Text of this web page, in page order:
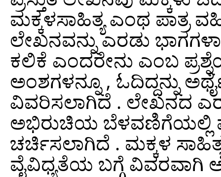
ಮಕ್ಕಳಸಾಹಿತ್ಯ ಎಂಥ ಪಾತ್ರ
ಲೇಖನವನ್ನು ಎರಡು
ಕಲಿಕೆ ಎಂದರೇನು ಎಂಬ
ಅಂಶಗಳನ್ನೂ , ಓದಿದ್ದನ್ನು
ವಿವರಿಸಲಾಗಿದೆ . ಲೇಖನದ
ಅಭಿರುಚಿಯ ಬೆಳವಣಿಗೆಯಲ್ಲಿ
ಚರ್ಚಿಸಲಾಗಿದೆ . ಮಕ್ಕಳ
ವೈವಿಧ್ಯತೆಯ ಬಗ್ಗೆ